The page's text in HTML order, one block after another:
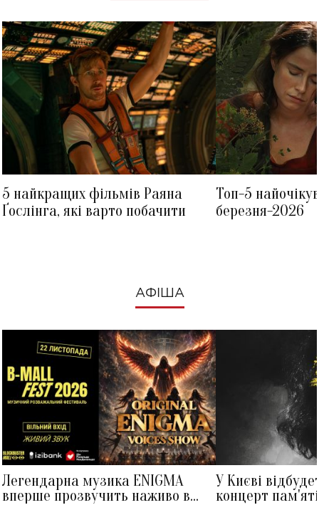
5 найкращих фільмів Раяна
Ґослінга, які варто побачити
Топ-5
березня-2026
АФІША
Легендарна музика ENIGMA
вперше прозвучить наживо в
У Києві
концерт